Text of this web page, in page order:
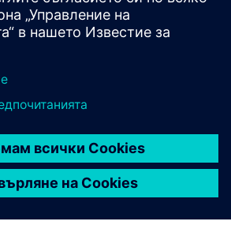
които се уреждат от приложимото
Споразумение за услуги.